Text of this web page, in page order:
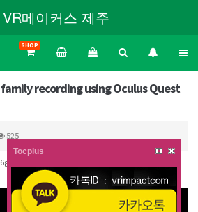
VR메이커스 제주
SHOP
recording using Oculus Quest
525
Tocplus